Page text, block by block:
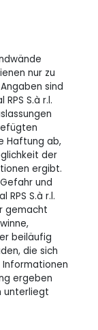
nur zu
sind
S.à r.l.
Haftung ab,
der
ergibt.
und
S.à r.l.
gemacht
beiläufig
die sich
Informationen
ergeben
unterliegt